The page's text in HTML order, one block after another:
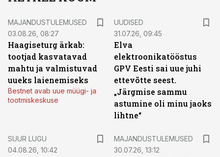
MAJANDUSTULEMUSED
03.08.26, 08:27
Haagiseturg ärkab:
tootjad kasvatavad
mahtu ja valmistuvad
uueks laienemiseks
Bestnet avab uue müügi- ja
tootmiskeskuse
UUDISED
31.07.26, 09:45
Elva
elektroonikatööstus
GPV Eesti sai uue juhi
ettevõtte seest.
„Järgmise sammu
astumine oli minu jaoks
lihtne“
SUUR LUGU
04.08.26, 10:42
MAJANDUSTULEMUSED
30.07.26, 13:12